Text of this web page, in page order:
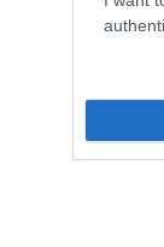
III liga, gr.